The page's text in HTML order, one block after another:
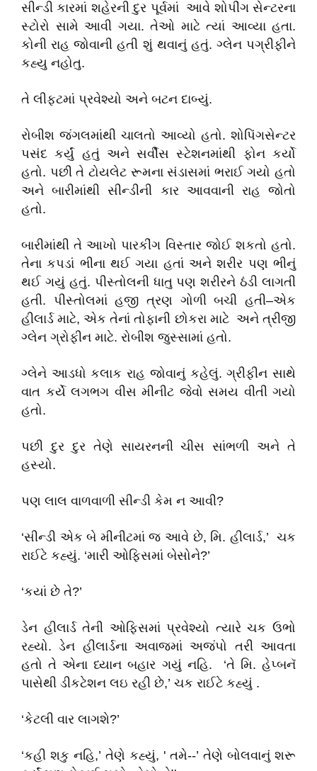
સીન્ડી કારમાં શહેરની દુર પૂર્વમાં આવે શોપીંગ સેન્ટરના
સ્ટોરો સામે આવી ગયા. તેઓ માટે ત્યાં આવ્યા હતા.
કોની રાહ જોવાની હતી શું થવાનું હતું. ગ્લેન પગ્રીફીને
કહ્યુ નહોતુ.
તે લીફ્ટમાં પ્રવેશ્યો અને બટન દાબ્યું.
રોબીશ જંગલમાંથી ચાલતો આવ્યો હતો. શોપિંગસેન્ટર
પસંદ કર્યું હતું અને સર્વીસ સ્ટેશનમાંથી ફોન કર્યો
હતો. પછી તે ટોયલેટ રૂમના સંડાસમાં ભરાઈ ગયો હતો
અને બારીમાંથી સીન્ડીની કાર આવવાની રાહ જોતો
હતો.
બારીમાંથી તે આખો પારકીંગ વિસ્તાર જોઈ શકતો હતો.
તેના કપડાં ભીના થઈ ગયા હતાં અને શરીર પણ ભીનું
થઈ ગયું હતું. પીસ્તોલની ધાતુ પણ શરીરને ઠંડી લાગતી
હતી. પીસ્તોલમાં હજી ત્રણ ગોળી બચી હતી–એક
હીલાર્ડ માટે, એક તેનાં તોફાની છોકરા માટે અને ત્રીજી
ગ્લેન ગ્રોફીન માટે. રોબીશ જુસ્સામાં હતો.
ગ્લેને આડધો કલાક રાહ જોવાનું કહેલું. ગ્રીફીન સાથે
વાત કર્યે લગભગ વીસ મીનીટ જેવો સમય વીતી ગયો
હતો.
પછી દુર દુર તેણે સાયરનની ચીસ સાંભળી અને તે
હસ્યો.
પણ લાલ વાળવાળી સીન્ડી કેમ ન આવી?
‘સીન્ડી એક બે મીનીટમાં જ આવે છે, મિ. હીલાર્ડ,’ ચક
રાઈટે કહ્યું. ‘મારી ઓફિસમાં બેસોને?’
‘કયાં છે તે?’
ડેન હીલાર્ડ તેની ઓફિસમાં પ્રવેશ્યો ત્યારે ચક ઉભો
રહ્યો. ડેન હીલાર્ડના અવાજમાં અજંપો તરી આવતા
હતો તે એના ધ્યાન બહાર ગયું નહિ. ‘તે મિ. હેપ્બનૅ
પાસેથી ડીકટેશન લઇ રહી છે,’ ચક રાઈટે કહ્યું .
‘કેટલી વાર લાગશે?’
‘કહી શકુ નહિ,’ તેણે કહ્યું, ' તમે--’ તેણે બોલવાનું શરૂ